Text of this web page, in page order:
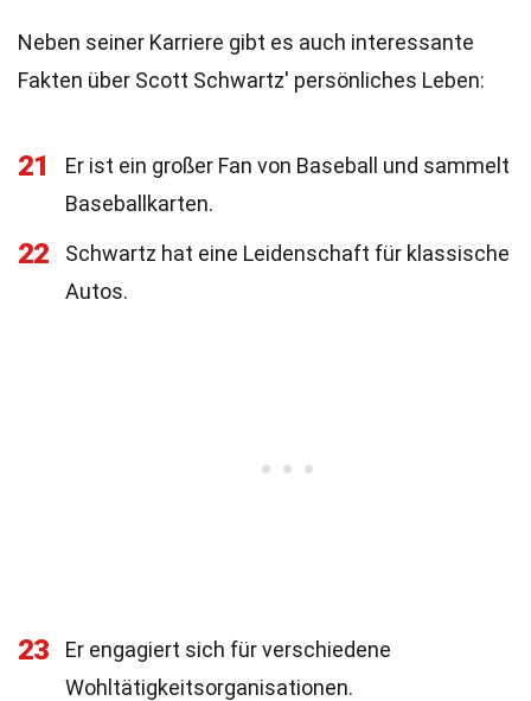
Neben seiner Karriere gibt es auch interessante
Fakten über Scott Schwartz' persönliches Leben:
21
Er ist ein großer Fan von Baseball und sammelt
Baseballkarten.
22
Schwartz hat eine Leidenschaft für klassische
Autos.
23
Er engagiert sich für verschiedene
Wohltätigkeitsorganisationen.